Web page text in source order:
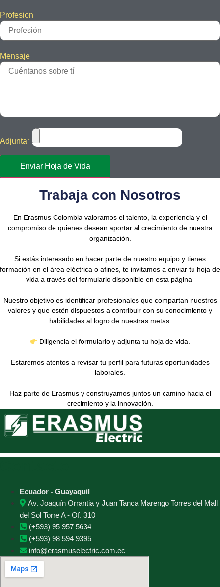
Profesion
Mensaje
Adjuntar
Enviar Hoja de Vida
Trabaja con Nosotros
En Erasmus Colombiavaloramos el talento, la experiencia y el
compromiso de quienes desean aportar al crecimiento de nuestra
organización.
Si estás interesado en hacer parte de nuestro equipo y tienes
formación en el área eléctrica o afines, te invitamos a enviar tu hoja de
vida a través del formulario disponible en esta página.
Nuestro objetivo es identificar profesionales que compartan nuestros
valores y que estén dispuestos a contribuir con su conocimiento y
habilidades al logro de nuestras metas.
Diligencia el formulario y adjunta tu hoja de vida.
Estaremos atentos a revisar tu perfil para futuras oportunidades
laborales.
Haz parte de Erasmus y construyamos juntos un camino hacia el
crecimiento y la innovación.
Ecuador - Guayaquil
Av. Joaquín Orrantia y Juan Tanca Marengo Torres del Mall
del Sol Torre A - Of. 310
(+593) 95 957 5634
(+593) 98 594 9395
info@erasmuselectric.com.ec